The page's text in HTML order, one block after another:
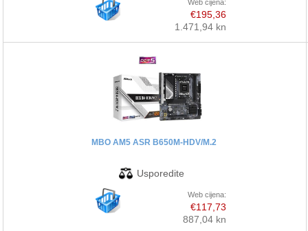
Web cijena:
€195,36
1.471,94 kn
MBO AM5 ASR B650M-HDV/M.2
Web cijena:
€117,73
887,04 kn